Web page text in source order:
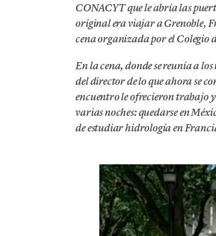
CONACYT que le abría las
original era viajar a Grenoble,
cena organizada por el Colegio
En la cena, donde se reunía a los
del director de lo que ahora se
encuentro le ofrecieron trabajo
varias noches: quedarse en
de estudiar hidrología en